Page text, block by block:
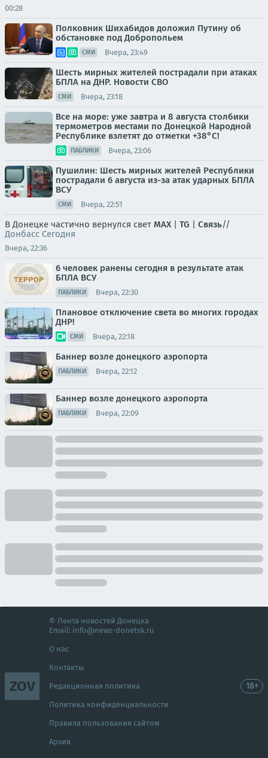
00:28
Полковник Шихабидов доложил Путину об
обстановке под Добропольем
СМИ Вчера, 23:49
Шесть мирных жителей пострадали при атаках
БПЛА на ДНР. Новости СВО
СМИ Вчера, 23:18
Все на море: уже завтра и 8 августа столбики
термометров местами по Донецкой Народной
Республике взлетят до отметки +38°C!
ПАБЛИКИ Вчера, 23:06
Пушилин: Шесть мирных жителей Республики
пострадали 6 августа из-за атак ударных БПЛА
ВСУ
СМИ Вчера, 22:51
В Донецке частично вернулся свет MAX| TG | Связь//
Донбасс Сегодня
Вчера, 22:36
6 человек ранены сегодня в результате атак
БПЛА ВСУ
ПАБЛИКИ Вчера, 22:30
Плановое отключение света во многих городах
ДНР!
СМИ Вчера, 22:18
Баннер возле донецкого аэропорта
ПАБЛИКИ Вчера, 22:12
Баннер возле донецкого аэропорта
ПАБЛИКИ Вчера, 22:09
ZOV
© Лента новостей Донецка
Email: info@news-donetsk.ru
О нас
Контакты
Редакционная политика
Политика конфиденциальности
Правила пользования сайтом
Архив
18+